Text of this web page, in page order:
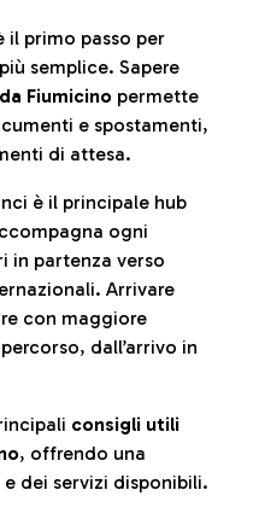
il primo passo per
semplice. Sapere
Fiumicino permette
e spostamenti,
di attesa.
è il principale hub
ogni
in partenza verso
Arrivare
con maggiore
dall’arrivo in
consigli utili
, offrendo una
dei servizi disponibili.